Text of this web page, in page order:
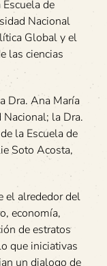
de
Nacional
Global y el
las ciencias
Dra. Ana María
Nacional; la Dra.
la Escuela de
Soto Acosta,
el alrededor del
economía,
de estratos
que iniciativas
un dialogo de